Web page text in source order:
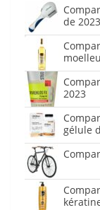
de 2023
2023
gélule